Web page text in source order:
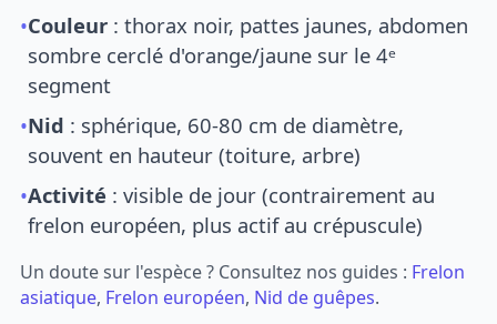
•Couleur : thorax noir, pattes jaunes, abdomen
sombre cerclé d'orange/jaune sur le 4ᵉ
segment
•Nid : sphérique, 60-80 cm de diamètre,
souvent en hauteur (toiture, arbre)
•Activité : visible de jour (contrairement au
frelon européen, plus actif au crépuscule)
Un doute sur l'espèce ? Consultez nos guides : Frelon
asiatique, Frelon européen, Nid de guêpes.